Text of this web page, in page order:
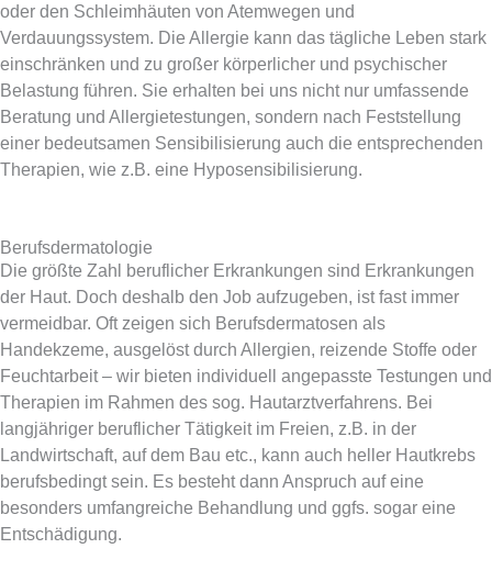
oder den Schleim­häuten von Atemwegen und
Verdauungssystem. Die Allergie kann das tägliche Leben stark
einschränken und zu großer körperlicher und psychischer
Belastung führen. Sie erhalten bei uns nicht nur umfassende
Beratung und Allergietestungen, sondern nach Feststellung
einer bedeutsamen Sensibilisierung auch die entsprechenden
Therapien, wie z.B. eine Hyposensibilisierung.
Berufsdermatologie
Die größte Zahl beruflicher Erkrankungen sind Erkrankungen
der Haut. Doch deshalb den Job aufzugeben, ist fast immer
vermeidbar. Oft zeigen sich Berufsdermatosen als
Handekzeme, ausgelöst durch Allergien, reizende Stoffe oder
Feuchtarbeit – wir bieten individuell angepasste Testungen und
Therapien im Rahmen des sog. Hautarztverfahrens. Bei
langjähriger beruflicher Tätigkeit im Freien, z.B. in der
Landwirtschaft, auf dem Bau etc., kann auch heller Hautkrebs
berufsbedingt sein. Es besteht dann Anspruch auf eine
besonders umfangreiche Behandlung und ggfs. sogar eine
Entschädigung.